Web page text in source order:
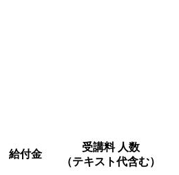
給付金
受講料 人数
（テキスト代含む）